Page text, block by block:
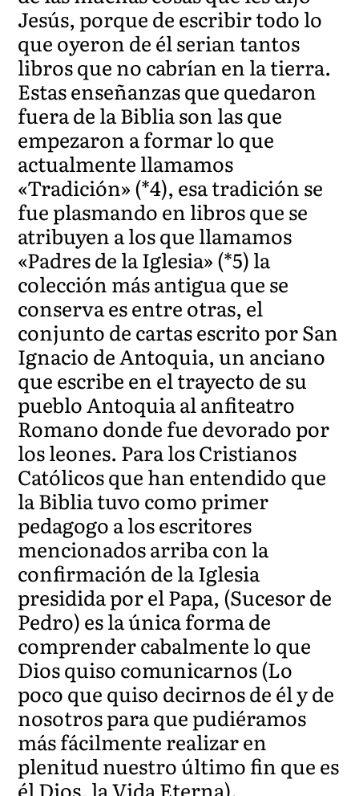
Jesús, porque de escribir todo lo
que oyeron de él serian tantos
libros que no cabrían en la tierra.
Estas enseñanzas que quedaron
fuera de la Biblia son las que
empezaron a formar lo que
actualmente llamamos
«Tradición» (*4), esa tradición se
fue plasmando en libros que se
atribuyen a los que llamamos
«Padres de la Iglesia» (*5) la
colección más antigua que se
conserva es entre otras, el
conjunto de cartas escrito por San
Ignacio de Antoquia, un anciano
que escribe en el trayecto de su
pueblo Antoquia al anfiteatro
Romano donde fue devorado por
los leones. Para los Cristianos
Católicos que han entendido que
la Biblia tuvo como primer
pedagogo a los escritores
mencionados arriba con la
confirmación de la Iglesia
presidida por el Papa, (Sucesor de
Pedro) es la única forma de
comprender cabalmente lo que
Dios quiso comunicarnos (Lo
poco que quiso decirnos de él y de
nosotros para que pudiéramos
más fácilmente realizar en
plenitud nuestro último fin que es
él Dios, la Vida Eterna).